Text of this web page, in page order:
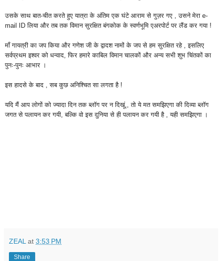
उसके साथ बात-चीत करते हुए यात्रा के अंतिम एक घंटे आराम से गुज़र गए , उसने मेरा e-
mail ID लिया और तब तक विमान सुरक्षित बंगकोक के स्वर्णभूमि एअरपोर्ट पर लैंड कर गया !
माँ गायत्री का जप किया और गणेश जी के द्वादश नामों के जप से हम सुरक्षित रहे , इसलिए
सर्वप्रथम इश्वर को धन्वाद, फिर हमारे काबिल विमान चालकों और अन्य सभी शुभ चिंतकों का
पुनः-पुनः आभार ।
इस हादसे के बाद , सब कुछ अनिश्चित सा लगता है !
यदि मैं आप लोगों को ज्यादा दिन तक ब्लॉग पर न दिखूं,, तो ये मत समझिएगा की दिव्या ब्लॉग
जगत से पलायन कर गयी, बल्कि वो इस दुनिया से ही पलायन कर गयी है , यही समझिएगा ।
ZEAL at 3:53 PM
Share